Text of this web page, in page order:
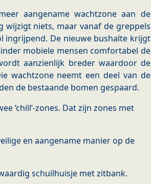
aangename wachtzone aan de
wijzigt niets, maar vanaf de greppels
ingrijpend. De nieuwe bushalte krijgt
mobiele mensen comfortabel de
aanzienlijk breder waardoor de
wachtzone neemt een deel van de
de bestaande bomen gespaard.
’chill’-zones. Dat zijn zones met
en aangename manier op de
schuilhuisje met zitbank.